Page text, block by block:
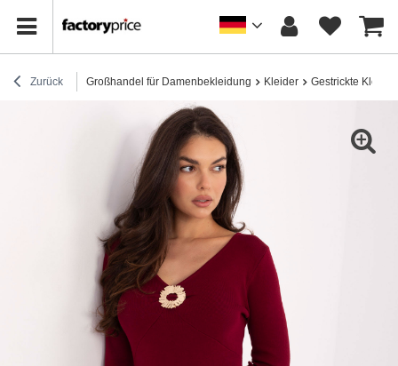
Zurück Großhandel für Damenbekleidung Kleider Gestrickte Kleider